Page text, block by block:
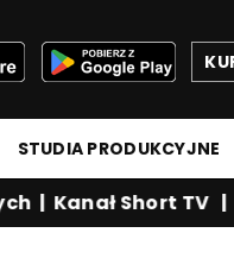
STUDIA PRODUKCYJNE
|Kanał Short TV |